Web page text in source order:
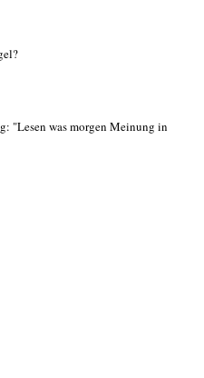
"Lesen was morgen Meinung in